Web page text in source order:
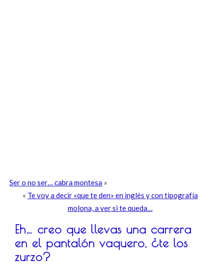
Ser o no ser… cabra montesa »
« Te voy a decir «que te den» en inglés y con tipografía
molona, a ver si te queda…
Eh… creo que llevas una carrera
en el pantalón vaquero, ¿te los
zurzo?